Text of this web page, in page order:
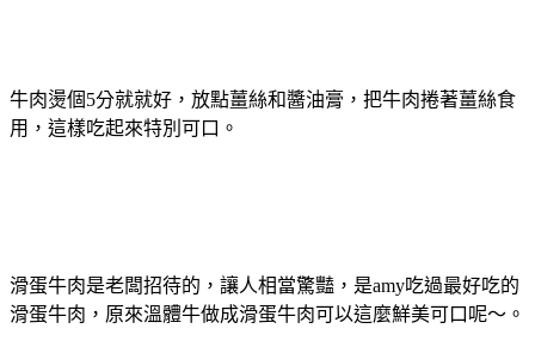
牛肉燙個5分就就好，放點薑絲和醬油膏，把牛肉捲著薑絲食
用，這樣吃起來特別可口。
滑蛋牛肉是老闆招待的，讓人相當驚豔，是amy吃過最好吃的
滑蛋牛肉，原來溫體牛做成滑蛋牛肉可以這麼鮮美可口呢～。